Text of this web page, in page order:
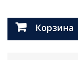
Корзина